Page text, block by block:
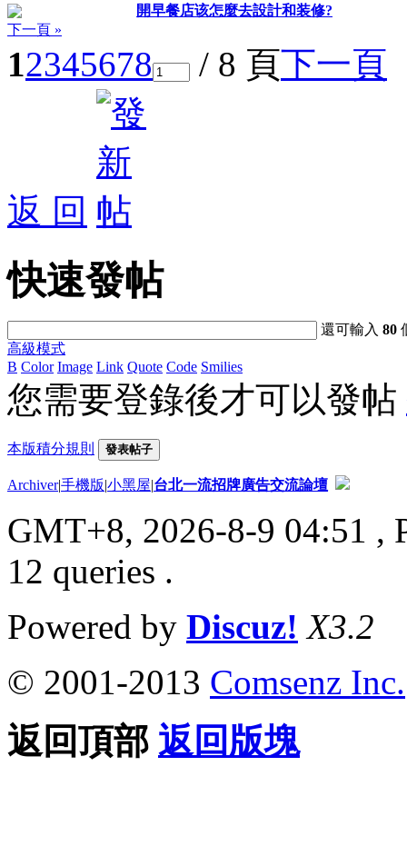
開早餐店该怎麼去設計和装修?
下一頁 »
12345678 / 8 頁下一頁
返 回
快速發帖
還可輸入80
高級模式
B Color Image Link Quote Code Smilies
您需要登錄後才可以發帖
本版積分規則 發表帖子
Archiver|手機版|小黑屋|台北一流招牌廣告交流論壇
GMT+8, 2026-8-9 04:51 ,
12 queries .
Powered by Discuz! X3.2
© 2001-2013 Comsenz Inc.
返回頂部 返回版塊